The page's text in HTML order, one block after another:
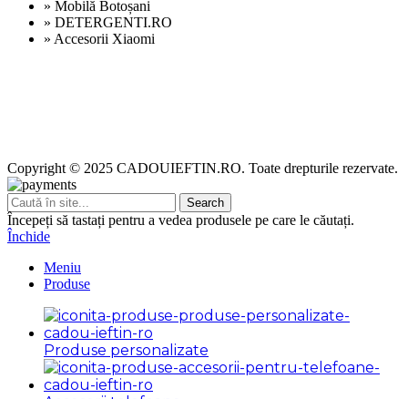
» Mobilă Botoșani
» DETERGENTI.RO
» Accesorii Xiaomi
Copyright © 2025 CADOUIEFTIN.RO. Toate drepturile rezervate.
Search
Începeți să tastați pentru a vedea produsele pe care le căutați.
Închide
Meniu
Produse
Produse personalizate